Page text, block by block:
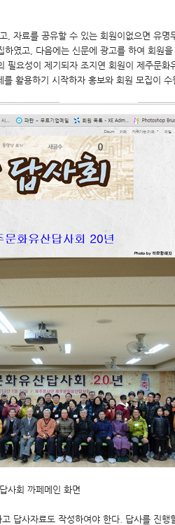
, 자료를 공유할 수 있는 회원이없으면 유명
였고, 다음에는 신문에 광고를 하여 회원
요성이 제기되자 조지연 회원이 제주문화
용하기 시작하자 홍보와 회원 모집이 수
사회 까페메인 화면
답사자료도 작성하여야 한다. 답사를 진행